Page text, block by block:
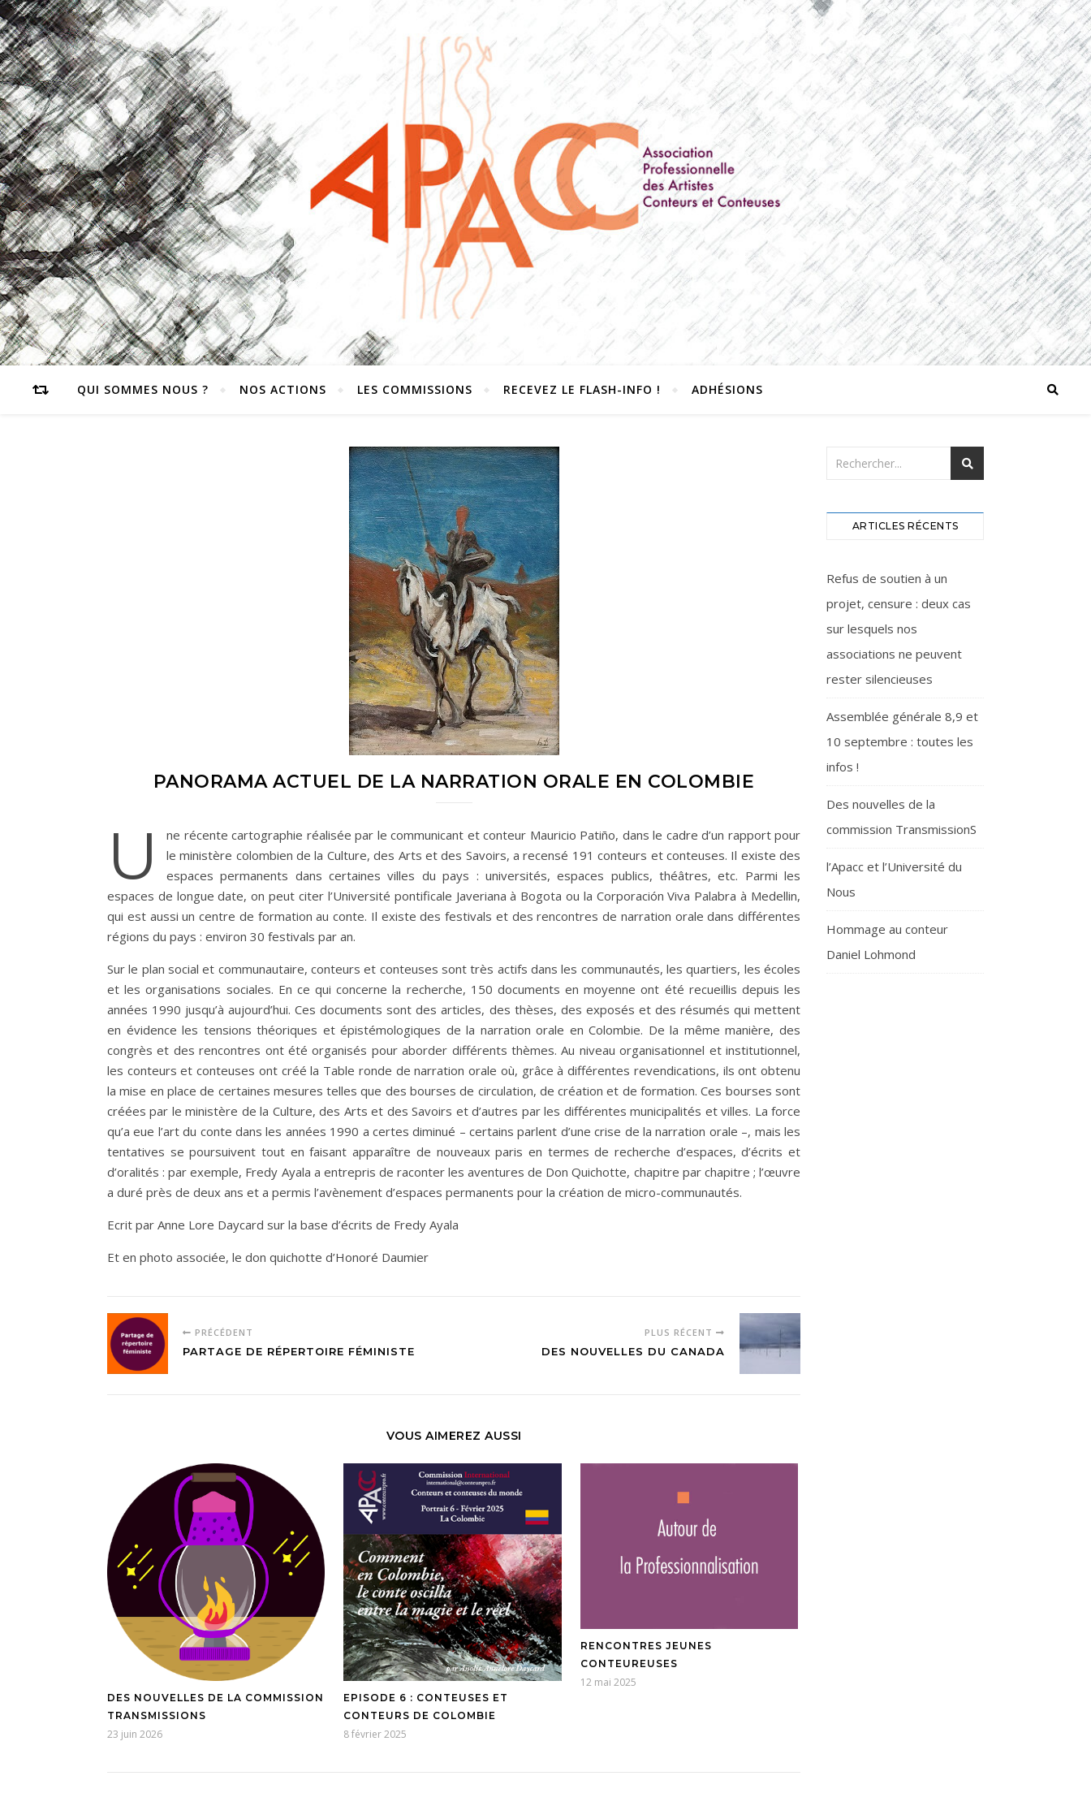
QUI SOMMES NOUS ? NOS ACTIONS LES COMMISSIONS RECEVEZ LE FLASH-INFO ! ADHÉSIONS
PANORAMA ACTUEL DE LA NARRATION ORALE EN COLOMBIE
U
ne récente cartographie réalisée par le communicant et conteur Mauricio Patiño, dans le cadre d’un rapport pour
le ministère colombien de la Culture, des Arts et des Savoirs, a recensé 191 conteurs et conteuses. Il existe des
espaces permanents dans certaines villes du pays : universités, espaces publics, théâtres, etc. Parmi les
espaces de longue date, on peut citer l’Université pontificale Javeriana à Bogota ou la Corporación Viva Palabra à Medellin,
qui est aussi un centre de formation au conte. Il existe des festivals et des rencontres de narration orale dans différentes
régions du pays : environ 30 festivals par an.
Sur le plan social et communautaire, conteurs et conteuses sont très actifs dans les communautés, les quartiers, les écoles
et les organisations sociales. En ce qui concerne la recherche, 150 documents en moyenne ont été recueillis depuis les
années 1990 jusqu’à aujourd’hui. Ces documents sont des articles, des thèses, des exposés et des résumés qui mettent
en évidence les tensions théoriques et épistémologiques de la narration orale en Colombie. De la même manière, des
congrès et des rencontres ont été organisés pour aborder différents thèmes. Au niveau organisationnel et institutionnel,
les conteurs et conteuses ont créé la Table ronde de narration orale où, grâce à différentes revendications, ils ont obtenu
la mise en place de certaines mesures telles que des bourses de circulation, de création et de formation. Ces bourses sont
créées par le ministère de la Culture, des Arts et des Savoirs et d’autres par les différentes municipalités et villes. La force
qu’a eue l’art du conte dans les années 1990 a certes diminué – certains parlent d’une crise de la narration orale –, mais les
tentatives se poursuivent tout en faisant apparaître de nouveaux paris en termes de recherche d’espaces, d’écrits et
d’oralités : par exemple, Fredy Ayala a entrepris de raconter les aventures de Don Quichotte, chapitre par chapitre ; l’œuvre
a duré près de deux ans et a permis l’avènement d’espaces permanents pour la création de micro-communautés.
Ecrit par Anne Lore Daycard sur la base d’écrits de Fredy Ayala
Et en photo associée, le don quichotte d’Honoré Daumier
PRÉCÉDENT
PARTAGE DE RÉPERTOIRE FÉMINISTE
PLUS RÉCENT
DES NOUVELLES DU CANADA
VOUS AIMEREZ AUSSI
DES NOUVELLES DE LA COMMISSION
TRANSMISSIONS
23 juin 2026
EPISODE 6 : CONTEUSES ET
CONTEURS DE COLOMBIE
8 février 2025
RENCONTRES JEUNES
CONTEUREUSES
12 mai 2025
ARTICLES RÉCENTS
Refus de soutien à un
projet, censure : deux cas
sur lesquels nos
associations ne peuvent
rester silencieuses
Assemblée générale 8,9 et
10 septembre : toutes les
infos !
Des nouvelles de la
commission TransmissionS
l’Apacc et l’Université du
Nous
Hommage au conteur
Daniel Lohmond